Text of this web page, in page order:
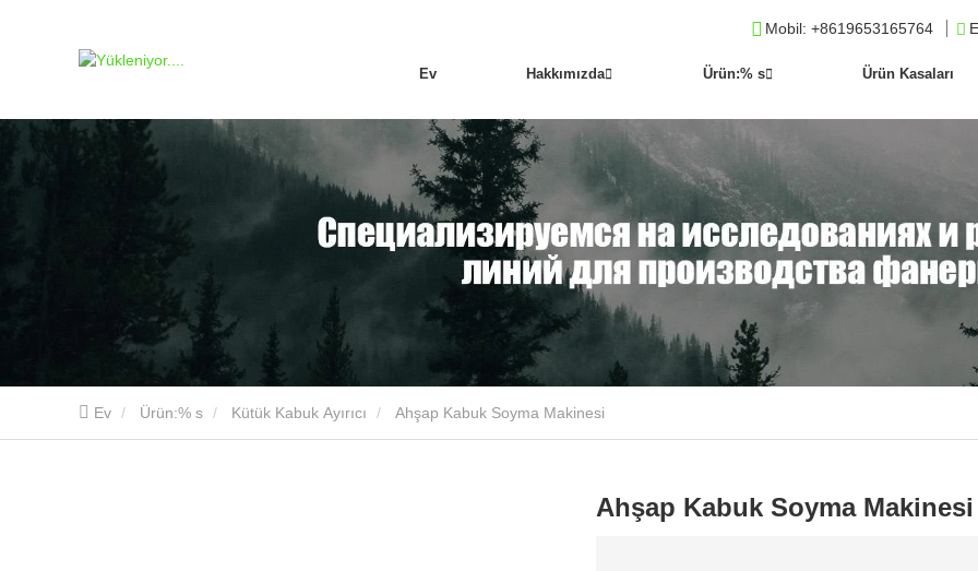
Ev Hakkımızda Ürün:% s Ürün Kasaları
Mobil: +8619653165764
Ev Ürün:% s Kütük Kabuk Ayırıcı Ahşap Kabuk Soyma Makinesi
Ahşap Kabuk Soyma Makinesi